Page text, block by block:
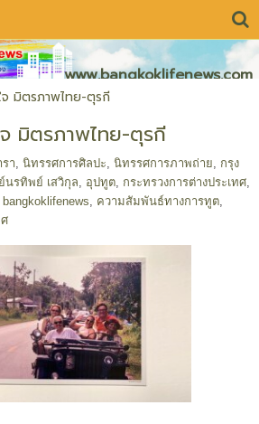
www.bangkoklifenews.com
จ มิตรภาพไทย-ตุรกี
มิตรภาพไทย-ตุรกี
า นิทรรศการศิลปะ นิทรรศการภาพถ่าย
กรุง
นรทิพย์ เสวิกุล อุปทูต, กระทรวงการต่างประเทศ,
bangkoklifenews ความสัมพันธ์ทางการทูต,